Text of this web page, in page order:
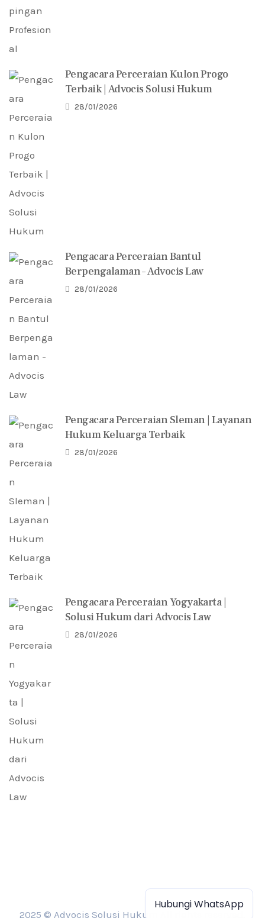
Pengacara Perceraian Kulon Progo
Terbaik | Advocis Solusi Hukum
28/01/2026
Pengacara Perceraian Bantul
Berpengalaman – Advocis Law
28/01/2026
Pengacara Perceraian Sleman | Layanan
Hukum Keluarga Terbaik
28/01/2026
Pengacara Perceraian Yogyakarta |
Solusi Hukum dari Advocis Law
28/01/2026
2025 © Advocis Solusi Hukum All rights reserved.
Hubungi WhatsApp